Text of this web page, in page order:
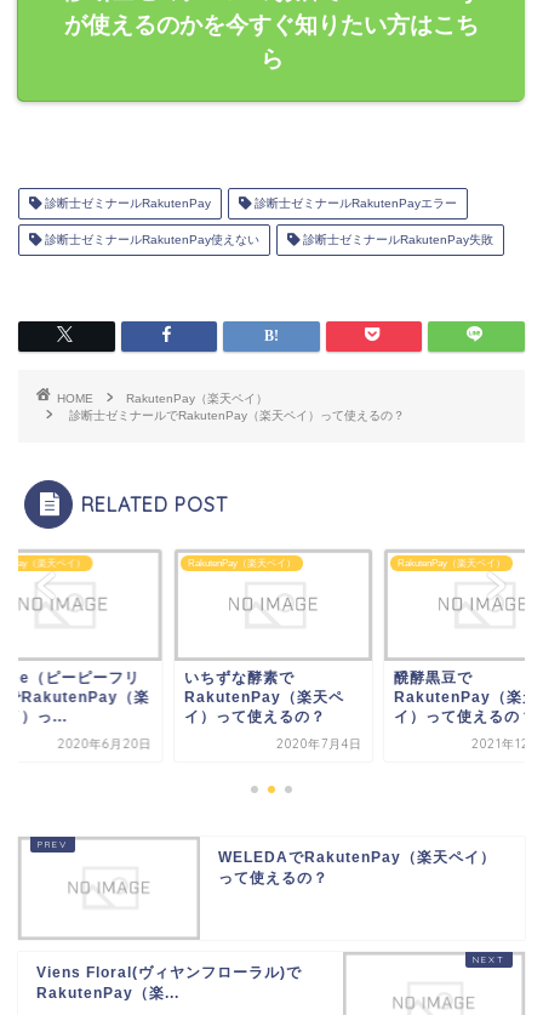
が使えるのかを今すぐ知りたい方はこち
ら
診断士ゼミナールRakutenPay 診断士ゼミナールRakutenPayエラー
診断士ゼミナールRakutenPay使えない 診断士ゼミナールRakutenPay失敗
HOME
RakutenPay（楽天ペイ）
診断士ゼミナールでRakutenPay（楽天ペイ）って使えるの？
RELATED POST
（楽天ペイ）
ずな酵素で
（楽天ペ
って使えるの？
2020年7月4日
RakutenPay（楽天ペイ）
醗酵黒豆で
RakutenPay（楽天ペ
イ）って使えるの？
2021年12月29日
RakutenPay（楽天ペイ）
ppFree（ピーピー
ー）でRakutenPay
天ペイ）っ...
2020年6
WELEDAでRakutenPay（楽天ペイ）
って使えるの？
Viens Floral(ヴィヤンフローラル)で
RakutenPay（楽...